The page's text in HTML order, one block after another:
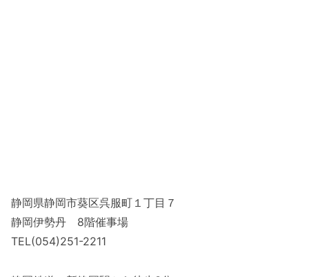
静岡県静岡市葵区呉服町１丁目７
静岡伊勢丹 8階催事場
TEL(054)251-2211